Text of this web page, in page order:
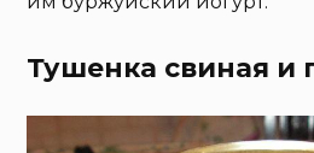
Тушенка свиная и